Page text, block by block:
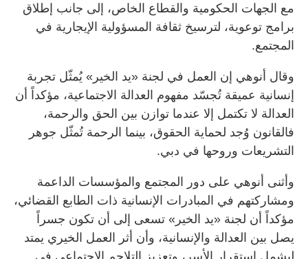
مع الجهات الحكومية والقطاع الخاص، إلى جانب إطلاق
برامج توعوية، لترسيخ ثقافة المسؤولية الإيجارية في
المجتمع.
وقال أنوهي إن العمل في لجنة «يد الخير» يُمثّل تجربة
إنسانية عميقة تُجسّد مفهوم العدالة الاجتماعية، مؤكداً أن
العدالة لا تكتمل إلا عندما توازن بين الحق والرحمة،
فالقانون وُجد لحماية الحقوق، بينما الرحمة تُمثّل جوهر
التشريعات وروحها في دبي.
وأثنى أنوهي على دور المجتمع والمؤسسات الداعمة
ومشاركتهم في المبادرات الإنسانية ذات الطابع القضائي،
مؤكداً أن لجنة «يد الخير» تسعى إلى أن تكون جسراً
يصل بين العدالة والإنسانية، وأن أثر العمل الخيري يمتد
ليشمل استقرار الأسر، وتعزيز التلاحم الاجتماعي في